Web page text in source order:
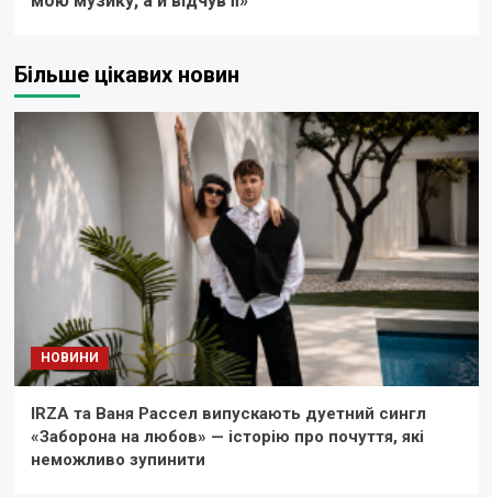
Більше цікавих новин
НОВИНИ
IRZA та Ваня Рассел випускають дуетний сингл
«Заборона на любов» — історію про почуття, які
неможливо зупинити